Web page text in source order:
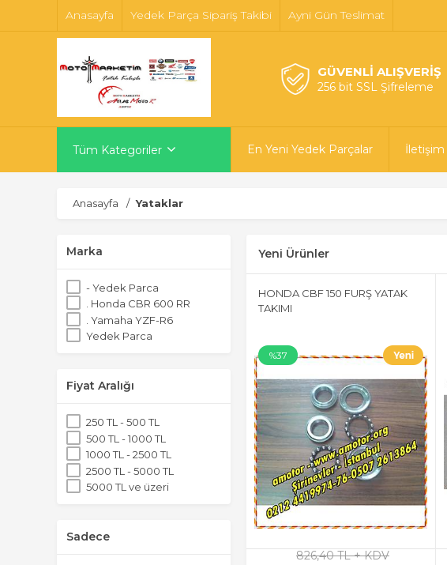
Anasayfa Yedek Parça Sipariş Takibi Ayni Gün Teslimat
GÜVENLİ ALIŞVERİŞ
256 bit SSL Şifreleme
Tüm Kategoriler En Yeni Yedek Parçalar İletişim
Anasayfa Yataklar
Marka
- Yedek Parca
. Honda CBR 600 RR
. Yamaha YZF-R6
Yedek Parca
Fiyat Aralığı
250 TL - 500 TL
500 TL - 1000 TL
1000 TL - 2500 TL
2500 TL - 5000 TL
5000 TL ve üzeri
Sadece
Yeni Ürünler
HONDA CBF 150 FURŞ YATAK
TAKIMI
%37
826,40 TL + KDV